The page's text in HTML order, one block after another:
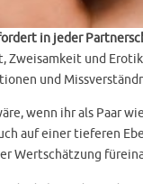
in jeder
Zweisamkeit und
und
wenn ihr als Paar
auf einer tieferen
Wertschätzung